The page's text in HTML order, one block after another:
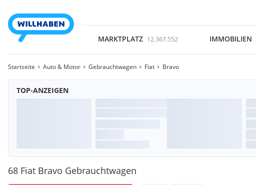
MARKTPLATZ 12.367.552 IMMOBILIEN
Startseite Auto & Motor Gebrauchtwagen Fiat Bravo
TOP-ANZEIGEN
68 Fiat Bravo Gebrauchtwagen